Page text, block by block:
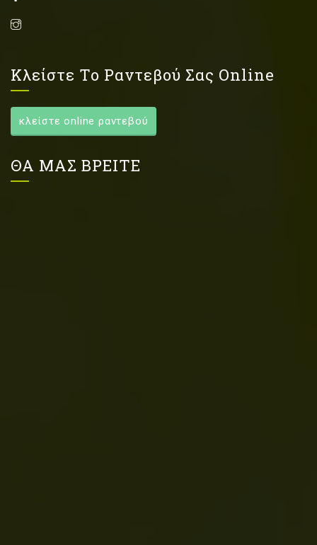
Κλείστε Το Ραντεβού Σας Online
κλείστε online ραντεβού
ΘΑ ΜΑΣ ΒΡΕΙΤΕ